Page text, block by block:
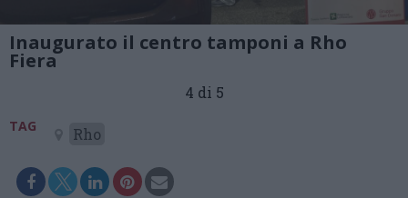
Inaugurato il centro tamponi a Rho
Fiera
4 di 5
TAG Rho